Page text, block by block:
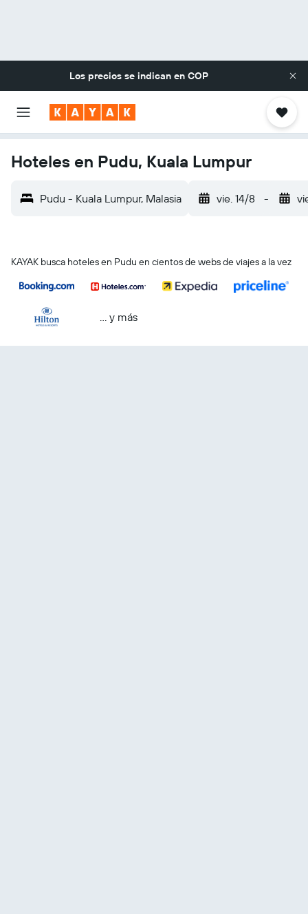
Los precios se indican en COP
Hoteles en Pudu, Kuala Lumpur
Pudu - Kuala Lumpur, Malasia vie. 14/8 -
KAYAK busca hoteles en Pudu en cientos de webs de viajes a la vez
… y más